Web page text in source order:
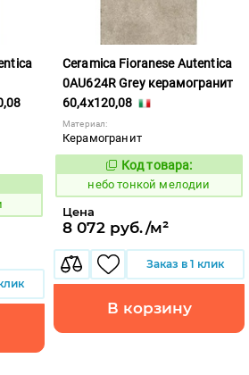
Ceramica Fioranese Autentica
0AU624R Grey керамогранит
60,4x120,08
Материал:
Керамогранит
1122173
Код товара:
небо тонкой мелодии
Цена
8 072 руб./м²
Заказ в 1 клик
В корзину